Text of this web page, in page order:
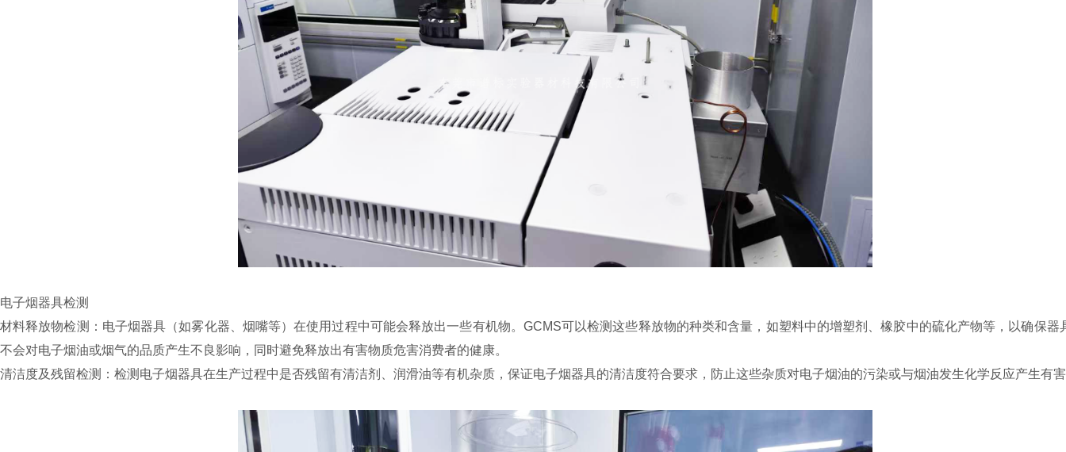
电子烟器具检测
材料释放物检测：电子烟器具（如雾化器、烟嘴等）在使用过程中可能会释放出一些有机物。GCMS可以检测这些释放物的种类和含量，如塑料中的增塑剂、橡胶中的硫化产物等，以确保器
不会对电子烟油或烟气的品质产生不良影响，同时避免释放出有害物质危害消费者的健康。
清洁度及残留检测：检测电子烟器具在生产过程中是否残留有清洁剂、润滑油等有机杂质，保证电子烟器具的清洁度符合要求，防止这些杂质对电子烟油的污染或与烟油发生化学反应产生有